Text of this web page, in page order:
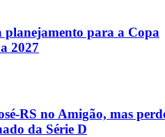
planejamento para a Copa
2027
RS no Amigão, mas
da Série D